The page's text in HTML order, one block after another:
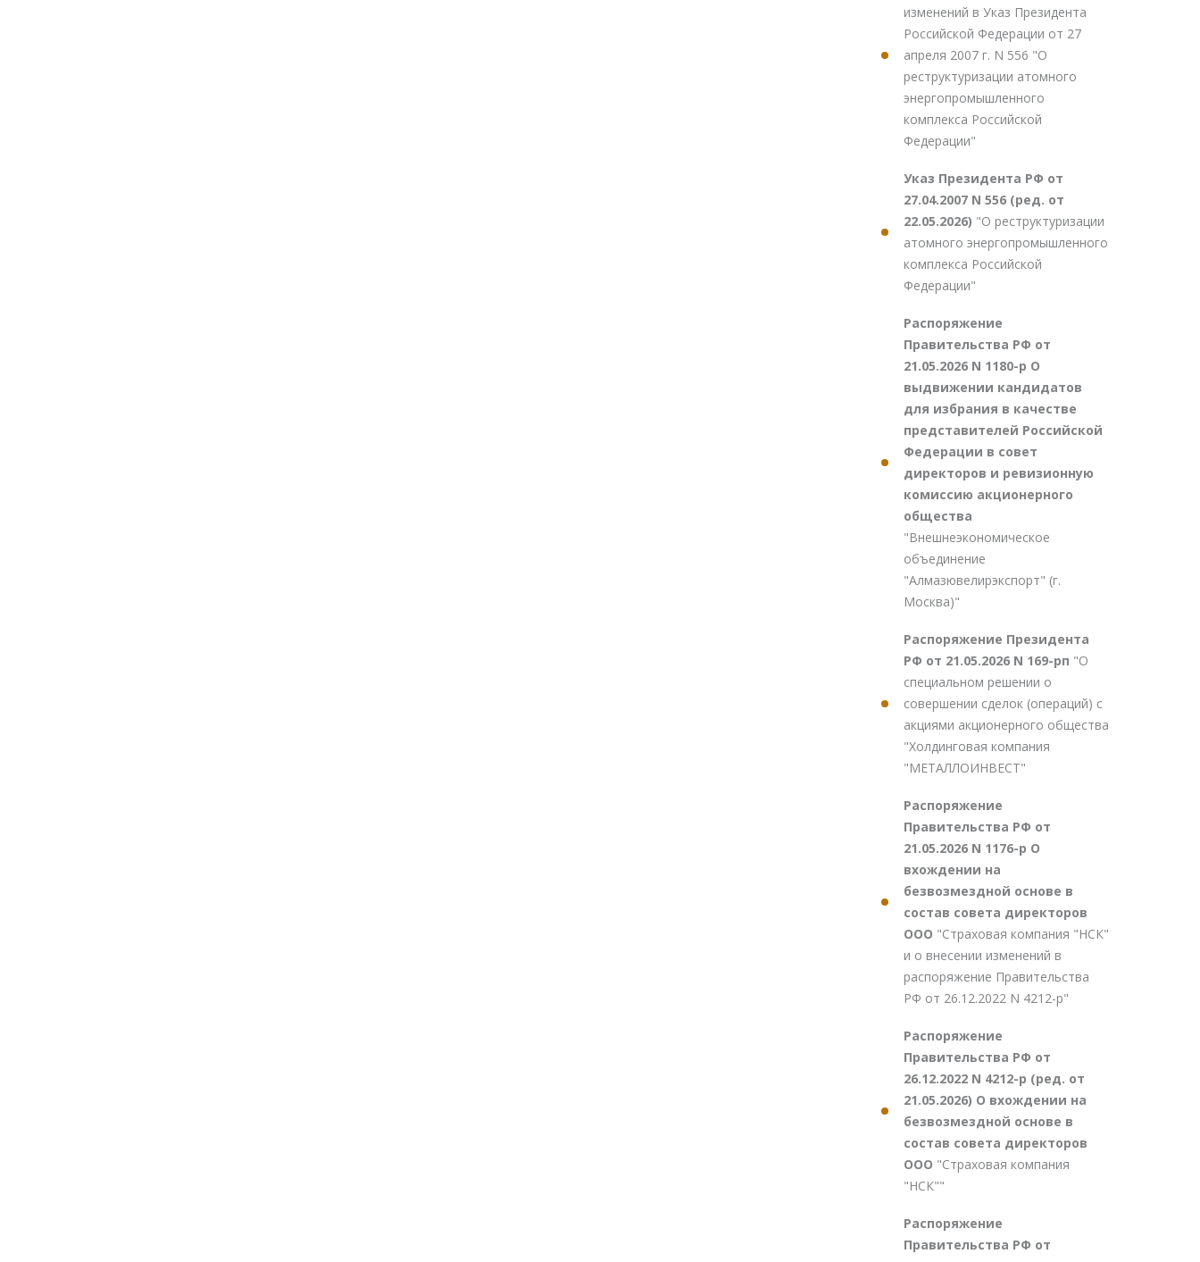
изменений в Указ Президента
Российской Федерации от 27
апреля 2007 г. N 556 "О
реструктуризации атомного
энергопромышленного
комплекса Российской
Федерации"
Указ Президента РФ от
27.04.2007 N 556 (ред. от
22.05.2026) "О реструктуризации
атомного энергопромышленного
комплекса Российской
Федерации"
Распоряжение
Правительства РФ от
21.05.2026 N 1180-р О
выдвижении кандидатов
для избрания в качестве
представителей Российской
Федерации в совет
директоров и ревизионную
комиссию акционерного
общества
"Внешнеэкономическое
объединение
"Алмазювелирэкспорт" (г.
Москва)"
Распоряжение Президента
РФ от 21.05.2026 N 169-рп "О
специальном решении о
совершении сделок (операций) с
акциями акционерного общества
"Холдинговая компания
"МЕТАЛЛОИНВЕСТ"
Распоряжение
Правительства РФ от
21.05.2026 N 1176-р О
вхождении на
безвозмездной основе в
состав совета директоров
ООО "Страховая компания "НСК"
и о внесении изменений в
распоряжение Правительства
РФ от 26.12.2022 N 4212-р"
Распоряжение
Правительства РФ от
26.12.2022 N 4212-р (ред. от
21.05.2026) О вхождении на
безвозмездной основе в
состав совета директоров
ООО "Страховая компания
"НСК""
Распоряжение
Правительства РФ от